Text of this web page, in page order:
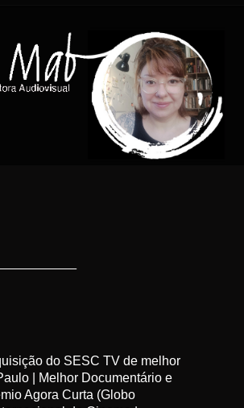
do SESC TV de melhor
| Melhor Documentário e
Agora Curta (Globo